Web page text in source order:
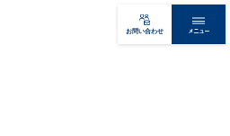
お問い合わせ メニュー